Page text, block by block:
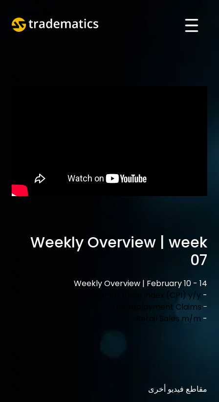
VIETNAMESE
Weekly Overview | week
07
Weekly Overview | February 10 - 14
-
Consumer Price Index (CPI) y/y
-
Unemployment Claims
-
Retail Sales m/m
مقاطع فيديو أخرى